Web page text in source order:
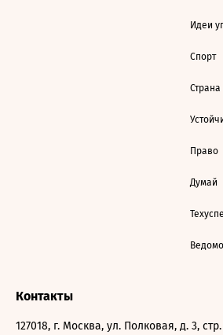
Идеи
Спорт
Страна
Право
Думай
Контакты
127018, г. Москва, ул. Полковая, д. 3, стр.